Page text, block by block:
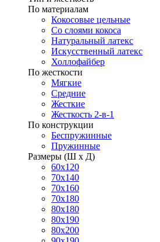
По материалам
Кокосовые цельные
Со слоями кокоса
Натуральный латекс
Искусственный латекс
Холлофайбер
По жесткости
Мягкие
Средние
Жесткие
Жесткость 2-в-1
По конструкции
Беспружинные
Пружинные
Размеры (Ш х Д)
60х120
70х140
70х160
70х180
80х180
80х190
80х200